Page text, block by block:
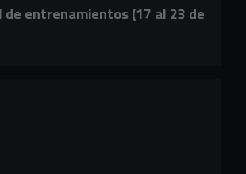
de entrenamientos (17 al 23 de